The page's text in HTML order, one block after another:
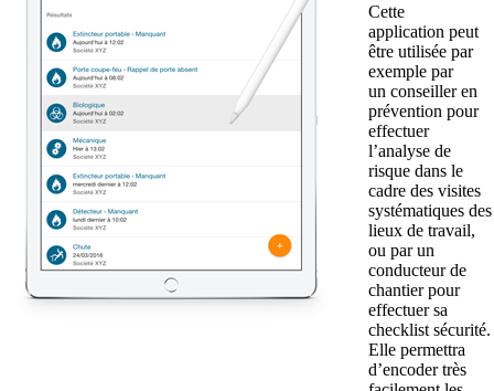
Cette
application peut
être utilisée par
exemple par
un conseiller en
prévention pour
effectuer
l’analyse de
risque dans le
cadre des visites
systématiques des
lieux de travail,
ou par un
conducteur de
chantier pour
effectuer sa
checklist sécurité.
Elle permettra
d’encoder très